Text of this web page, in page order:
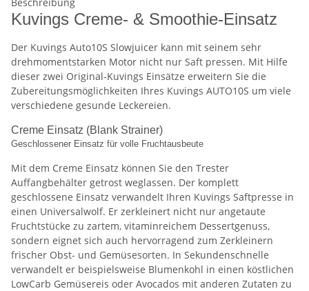
Kuvings Creme- & Smoothie-Einsatz
Der Kuvings Auto10S Slowjuicer kann mit seinem sehr
drehmomentstarken Motor nicht nur Saft pressen. Mit Hilfe
dieser zwei Original-Kuvings Einsätze erweitern Sie die
Zubereitungsmöglichkeiten Ihres Kuvings AUTO10S um viele
verschiedene gesunde Leckereien.
Creme Einsatz (Blank Strainer)
Geschlossener Einsatz für volle Fruchtausbeute
Mit dem Creme Einsatz können Sie den Trester
Auffangbehälter getrost weglassen. Der komplett
geschlossene Einsatz verwandelt Ihren Kuvings Saftpresse in
einen Universalwolf. Er zerkleinert nicht nur angetaute
Fruchtstücke zu zartem, vitaminreichem Dessertgenuss,
sondern eignet sich auch hervorragend zum Zerkleinern
frischer Obst- und Gemüsesorten. In Sekundenschnelle
verwandelt er beispielsweise Blumenkohl in einen köstlichen
LowCarb Gemüsereis oder Avocados mit anderen Zutaten zu